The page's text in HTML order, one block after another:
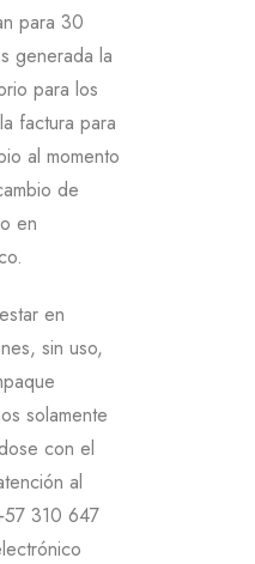
para 30
generada la
para los
factura para
al momento
de
en
en
sin uso,
solamente
con el
al
310 647